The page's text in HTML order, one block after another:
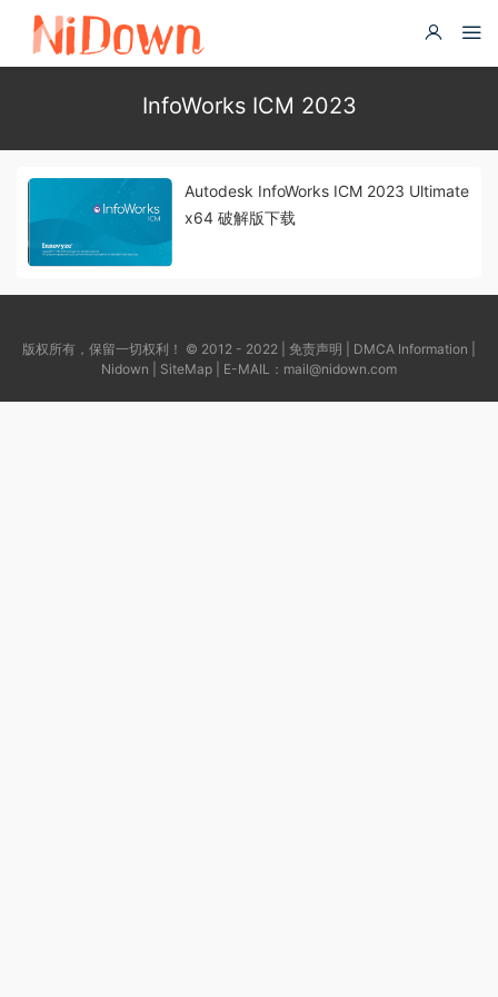
InfoWorks ICM 2023
Autodesk InfoWorks ICM 2023 Ultimate
x64 破解版下载
版权所有，保留一切权利！ © 2012 - 2022 | 免责声明 DMCA Information
Nidown
SiteMap | E-MAIL： mail@nidown.com